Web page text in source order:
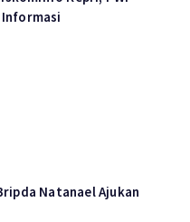
Natanael Ajukan